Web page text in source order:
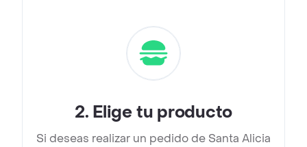
2. Elige tu producto
Si deseas realizar un pedido de Santa Alicia